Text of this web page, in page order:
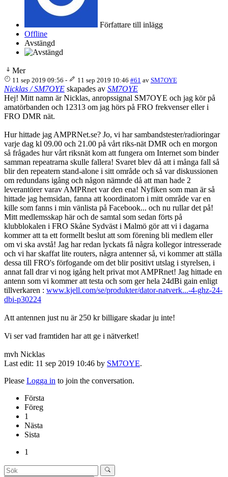
Författare till inlägg
Offline
Avstängd
Mer
11 sep 2019 09:56 - 11 sep 2019 10:46 #61 av SM7OYE
Nicklas / SM7OYE skapades av SM7OYE
Hej! Mitt namn är Nicklas, anropssignal SM7OYE och jag kör på
amatörbanden och 12313 om jag hörs på FRO frekvenser eller i
FRO DMR nät.
Hur hittade jag AMPRNet.se? Jo, vi har sambandstester/radioringar
varje dag kl 09.00 och 21.00 på vårt riks-nät DMR och en morgon
så frågades hur vårt riksnät kom att fungera om Internet som binder
samman repeatrarna skulle fallera! Svaret blev då att i många fall så
blir den repeatern stand-alone i sitt område och så var diskussionen
om redundans igång och någon nämnde då att man hade 2
leverantörer varav AMPRnet var den ena! Nyfiken som man är så
hittade jag hemsidan, fanna att koordinatorn i mitt område var en
kille som fanns i min vänlista på Facebook... och nu rullar det på!
Mitt medlemsskap här och de samtal som sedan förts på
klubblokalen i FRO Skåne Sydväst i Malmö gör att vi i dagarna
kommer att ta ett formellt beslut att som förening bli medlem eller
om vi ska avstå! Jag har redan lyckats få några kollegor intresserade
och vi har skaffat lite routers, några antenner så, vi kommer att ställa
dessa till FRO's förfogande om det blir positivt utslag i styrelsen, i
annat fall drar vi nog igång helt privat mot AMPRnet! Jag hittade en
antenn som vi kommer att testa och som ger hela 24dBi gain enligt
tillverkaren : www.kjell.com/se/produkter/dator-natverk...-4-ghz-24-
dbi-p30224
Att antennen just nu är 250 kr billigare skadar ju inte!
Vi ser vad framtiden har att ge i nätverket!
mvh Nicklas
Last edit: 11 sep 2019 10:46 by SM7OYE.
Please Logga in to join the conversation.
Första
Föreg
1
Nästa
Sista
1